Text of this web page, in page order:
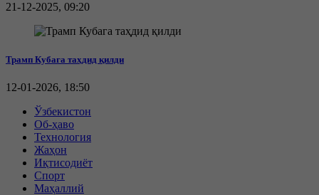
21-12-2025, 09:20
Трамп Кубага таҳдид қилди
12-01-2026, 18:50
Ўзбекистон
Об-ҳаво
Технология
Жаҳон
Иқтисодиёт
Спорт
Маҳаллий